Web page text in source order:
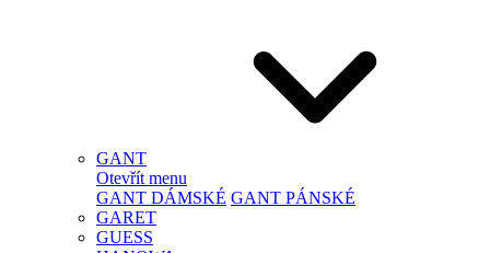
GANT
Otevřít menu
GANT DÁMSKÉ GANT PÁNSKÉ
GARET
GUESS